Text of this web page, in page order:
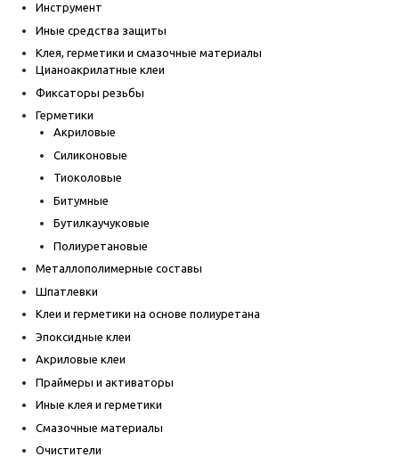
Инструмент
Иные средства защиты
Клея, герметики и смазочные материалы
Цианоакрилатные клеи
Фиксаторы резьбы
Герметики
Акриловые
Силиконовые
Тиоколовые
Битумные
Бутилкаучуковые
Полиуретановые
Металлополимерные составы
Шпатлевки
Клеи и герметики на основе полиуретана
Эпоксидные клеи
Акриловые клеи
Праймеры и активаторы
Иные клея и герметики
Смазочные материалы
Очистители